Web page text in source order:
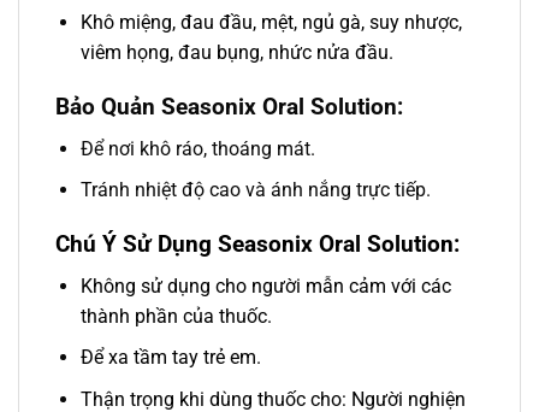
Khô miệng, đau đầu, mệt, ngủ gà, suy nhược,
viêm họng, đau bụng, nhức nửa đầu.
Bảo Quản Seasonix Oral Solution:
Để nơi khô ráo, thoáng mát.
Tránh nhiệt độ cao và ánh nắng trực tiếp.
Chú Ý Sử Dụng Seasonix Oral Solution:
Không sử dụng cho người mẫn cảm với các
thành phần của thuốc.
Để xa tầm tay trẻ em.
Thận trọng khi dùng thuốc cho: Người nghiện